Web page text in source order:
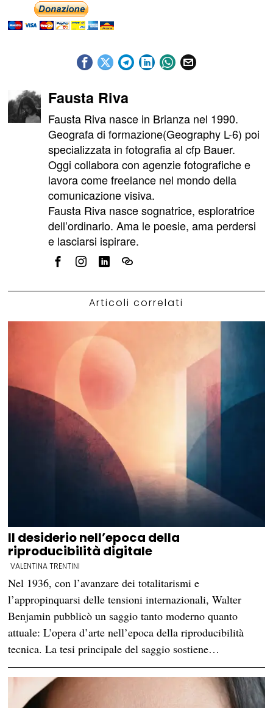
Fausta Riva
Fausta Riva nasce in Brianza nel 1990.
Geografa di formazione(Geography L-6) poi
specializzata in fotografia al cfp Bauer.
Oggi collabora con agenzie fotografiche e
lavora come freelance nel mondo della
comunicazione visiva.
Fausta Riva nasce sognatrice, esploratrice
dell’ordinario. Ama le poesie, ama perdersi
e lasciarsi ispirare.
Articoli correlati
Il desiderio nell’epoca della
riproducibilità digitale
VALENTINA TRENTINI
Nel 1936, con l’avanzare dei totalitarismi e
l’appropinquarsi delle tensioni internazionali, Walter
Benjamin pubblicò un saggio tanto moderno quanto
attuale: L’opera d’arte nell’epoca della riproducibilità
tecnica. La tesi principale del saggio sostiene…